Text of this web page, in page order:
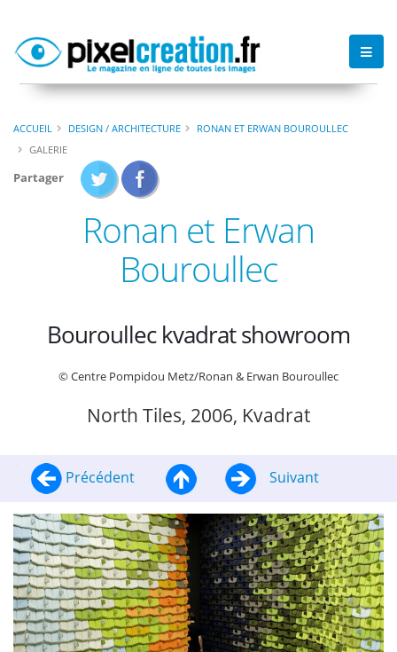
ACCUEIL DESIGN / ARCHITECTURE
RONAN ET ERWAN BOUROULLEC
GALERIE
Partager
Ronan et Erwan
Bouroullec
Bouroullec kvadrat showroom
© Centre Pompidou Metz/Ronan & Erwan Bouroullec
North Tiles, 2006, Kvadrat
Précédent Suivant